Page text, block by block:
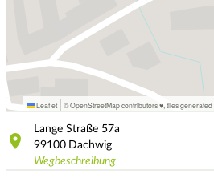
Leaflet | © OpenStreetMap contributors ♥, tiles
Lange Straße 57a
99100 Dachwig
Wegbeschreibung